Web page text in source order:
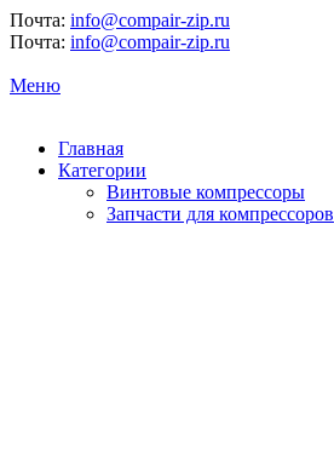
Почта: info@compair-zip.ru
Почта: info@compair-zip.ru
Меню
Главная
Категории
Винтовые компрессоры
Запчасти для компрессоров